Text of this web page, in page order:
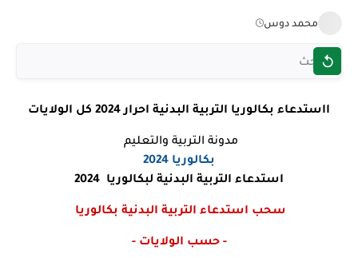
محمد دوس
ااستدعاء بكالوريا التربية البدنية احرار 2024 كل الولايات
مدونة التربية والتعليم
بكالوريا 2024
استدعاء التربية البدنية لبكالوريا 2024
سحب استدعاء التربية البدنية بكالوريا
- حسب الولايات -